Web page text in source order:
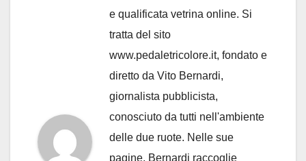
e qualificata vetrina online. Si
tratta del sito
www.pedaletricolore.it, fondato e
diretto da Vito Bernardi,
giornalista pubblicista,
conosciuto da tutti nell'ambiente
delle due ruote. Nelle sue
pagine, Bernardi raccoglie